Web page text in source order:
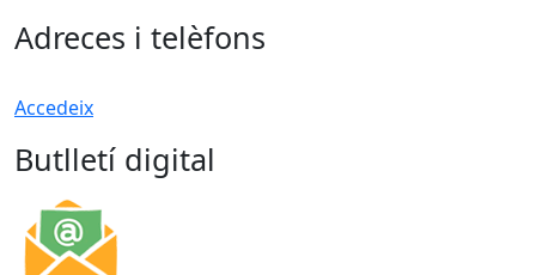
Adreces i telèfons
Accedeix
Butlletí digital